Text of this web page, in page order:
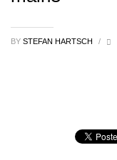
BY STEFAN HARTSCH /